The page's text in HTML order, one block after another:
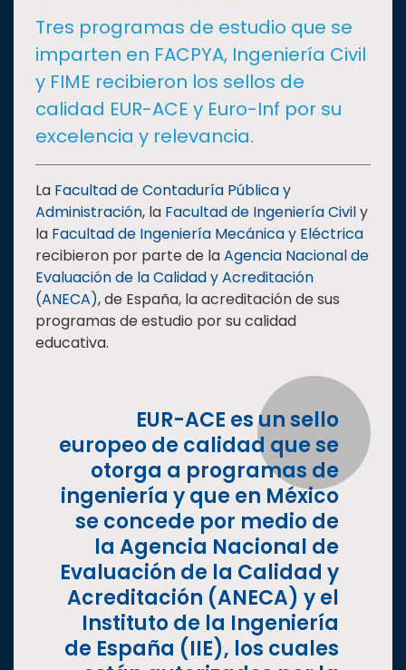
I+D+IEXPERTOS
SALUD
SUSTENTABILIDAD
TEMAS
Oferta
educativa
Estudiantes
Rectoría
Responsabilidad
Vinculación
Nacional
Tres programas de estudio que se
imparten en FACPYA, Ingeniería Civil
y FIME recibieron los sellos de
calidad EUR-ACE y Euro-Inf por su
excelencia y relevancia.
La Facultad de Contaduría Pública y
Administración, la Facultad de Ingeniería Civily
la Facultad de Ingeniería Mecánica y Eléctrica
recibieron por parte de laAgencia Nacional de
Evaluación de la Calidad y Acreditación
(ANECA), de España, la acreditación de sus
programas de estudio por su calidad
educativa.
EUR-ACE es un sello
europeo de calidad que se
otorga a programas de
ingeniería y que en México
se concede por medio de
la Agencia Nacional de
Evaluación de la Calidad y
Acreditación (ANECA) y el
Instituto de la Ingeniería
de España (IIE), los cuales